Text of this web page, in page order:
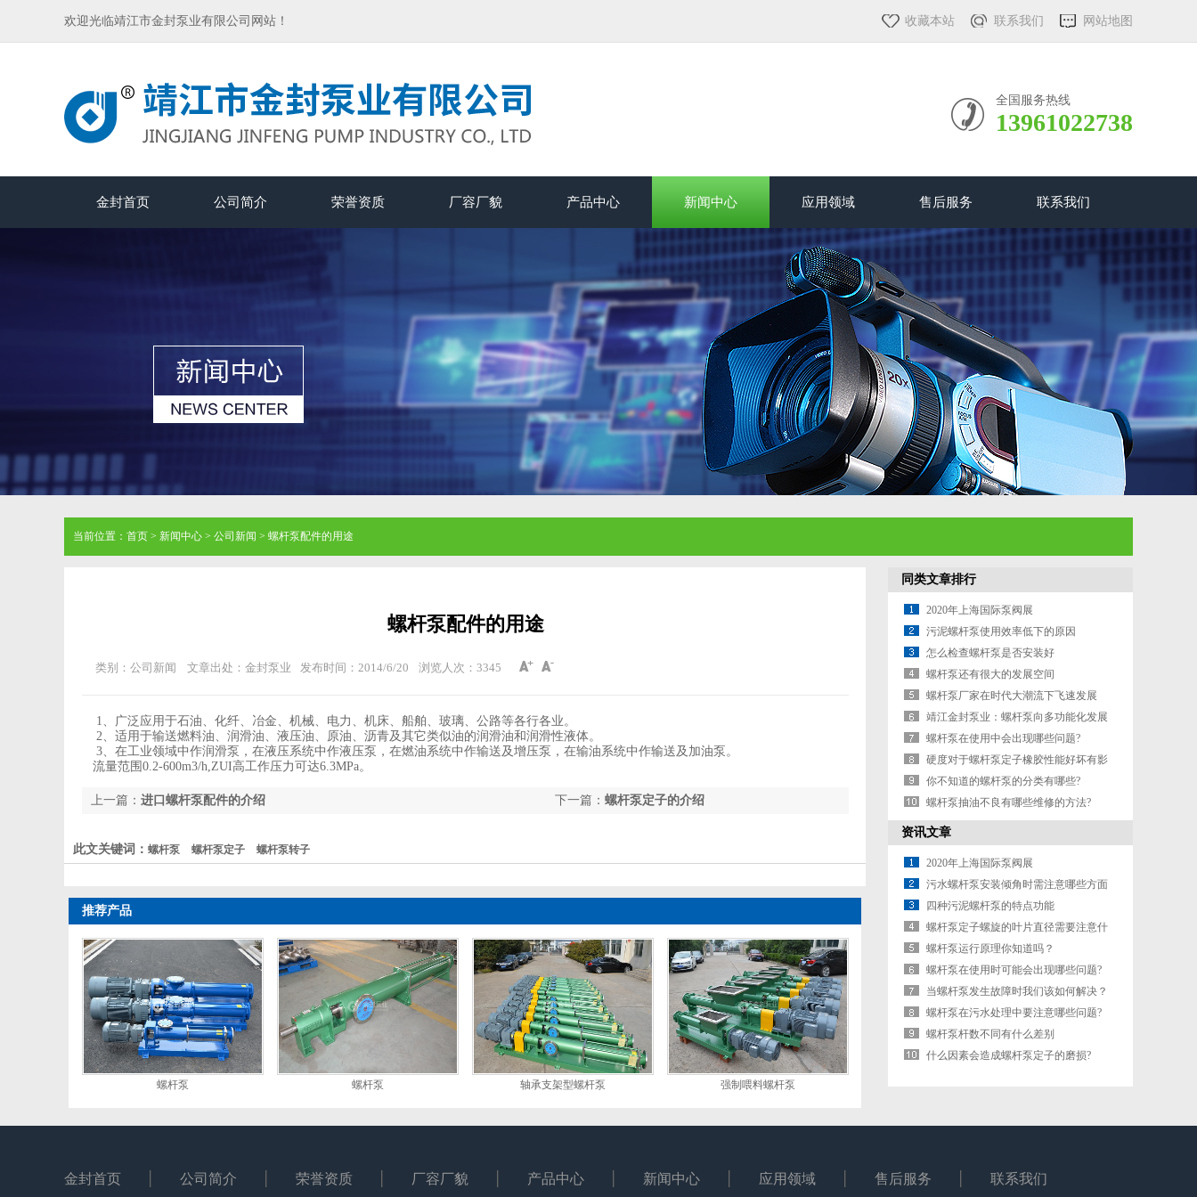
欢迎光临靖江市金封泵业有限公司网站！ 收藏本站 联系我们 网站地图
全国服务热线
13961022738
金封首页 公司简介 荣誉资质 厂容厂貌 产品中心 新闻中心 应用领域 售后服务 联系我们
当前位置： 首页 > 新闻中心 > 公司新闻 > 螺杆泵配件的用途
螺杆泵配件的用途
类别：公司新闻 文章出处：金封泵业 发布时间：2014/6/20 浏览人次： 3345
1、广泛应用于石油、化纤、冶金、机械、电力、机床、船舶、玻璃、公路等各行各业。
2、适用于输送燃料油、润滑油、液压油、原油、沥青及其它类似油的润滑油和润滑性液体。
3、在工业领域中作润滑泵，在液压系统中作液压泵，在燃油系统中作输送及增压泵，在输油系统中作输送及加油泵。
流量范围0.2-600m3/h,ZUI高工作压力可达6.3MPa。
下一篇： 螺杆泵定子的介绍
上一篇： 进口螺杆泵配件的介绍
此文关键词： 螺杆泵 螺杆泵定子 螺杆泵转子
推荐产品
螺杆泵 螺杆泵 轴承支架型螺杆泵 强制喂料螺杆泵
同类文章排行
2020年上海国际泵阀展
污泥螺杆泵使用效率低下的原因
怎么检查螺杆泵是否安装好
螺杆泵还有很大的发展空间
螺杆泵厂家在时代大潮流下飞速发展
靖江金封泵业：螺杆泵向多功能化发展
螺杆泵在使用中会出现哪些问题?
硬度对于螺杆泵定子橡胶性能好坏有影
响吗?
你不知道的螺杆泵的分类有哪些?
螺杆泵抽油不良有哪些维修的方法?
资讯文章
2020年上海国际泵阀展
污水螺杆泵安装倾角时需注意哪些方面
四种污泥螺杆泵的特点功能
螺杆泵定子螺旋的叶片直径需要注意什
么?
螺杆泵运行原理你知道吗？
螺杆泵在使用时可能会出现哪些问题?
当螺杆泵发生故障时我们该如何解决？
螺杆泵在污水处理中要注意哪些问题?
螺杆泵杆数不同有什么差别
什么因素会造成螺杆泵定子的磨损?
金封首页 公司简介 荣誉资质 厂容厂貌 产品中心 新闻中心 应用领域 售后服务 联系我们